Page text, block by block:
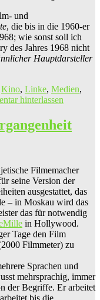
und
, die bis in die 1960-er
wie sonst soll ich
des Jahres 1968 nicht
Hauptdarsteller
Kino, Linke, Medien,
hinterlassen
Filmemacher
seine Version der
ausgestattet, das
– in Moskau wird das
das für notwendig
in Hollywood.
Tage den Film
Filmmeter) zu
Sprachen und
mehrsprachig, immer
der Begriffe. Er arbeitet
bis die